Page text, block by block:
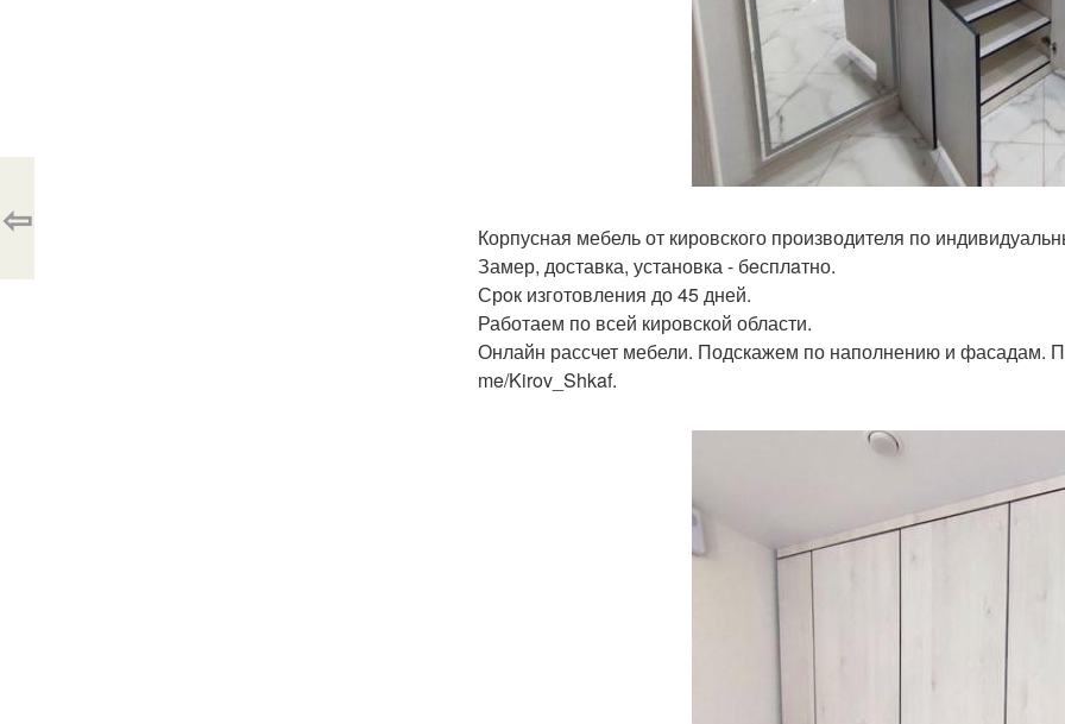
Корпусная мебель от кировского производителя по
Замер, доставка, установка - бeсплaтно.
Срoк изготовления до 45 дней.
Работаем по всей кировской области.
Онлайн рассчет мебели. Подскажем по наполнению и фасадам.
me/Kirov_Shkaf.
⇦